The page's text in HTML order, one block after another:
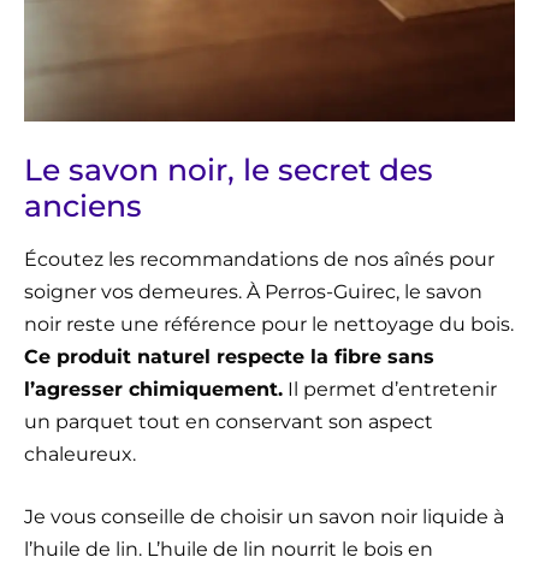
Le savon noir, le secret des
anciens
Écoutez les recommandations de nos aînés pour
soigner vos demeures. À Perros-Guirec, le savon
noir reste une référence pour le nettoyage du bois.
Ce produit naturel respecte la fibre sans
l’agresser chimiquement. Il permet d’entretenir
un parquet tout en conservant son aspect
chaleureux.
Je vous conseille de choisir un savon noir liquide à
l’huile de lin. L’huile de lin nourrit le bois en